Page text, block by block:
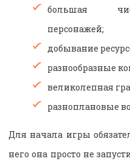
большая
персонажей;
добывание
разнообразные
великолепная
разноплановые
Для начала игры
него она просто не